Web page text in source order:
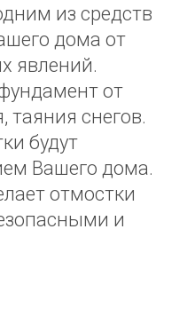
из средств
дома от
явлений.
от
снегов.
будут
Вашего дома.
отмостки
и